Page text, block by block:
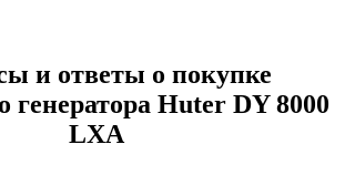
и ответы о покупке
генератора Huter DY 8000
LXA